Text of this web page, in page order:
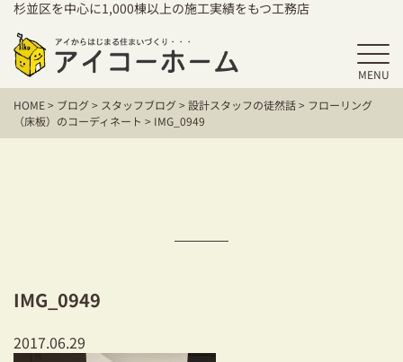
杉並区を中心に1,000棟以上の施工実績をもつ工務店
MENU
HOME
アイコーホームの家づくり
保証／アフターサポート
HOME> ブログ> スタッフブログ>設計スタッフの徒然話> フローリング
（床板）のコーディネート > IMG_0949
IMG_0949
2017.06.29